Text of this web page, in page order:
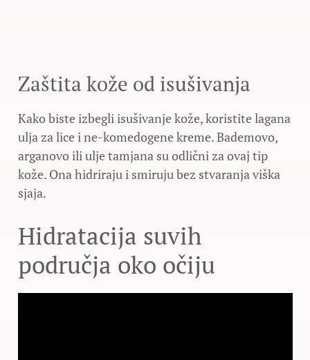
Zaštita kože od isušivanja
Kako biste izbegli isušivanje kože, koristite lagana
ulja za lice i ne-komedogene kreme. Bademovo,
arganovo ili ulje tamjana su odlični za ovaj tip
kože. Ona hidriraju i smiruju bez stvaranja viška
sjaja.
Hidratacija suvih
područja oko očiju